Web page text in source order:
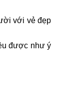
với vẻ đẹp
được như ý